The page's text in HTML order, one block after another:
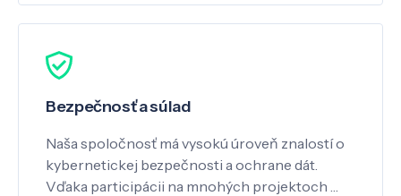
Bezpečnosť a súlad
Naša spoločnosť má vysokú úroveň znalostí o
kybernetickej bezpečnosti a ochrane dát.
Vďaka participácii na mnohých projektoch …